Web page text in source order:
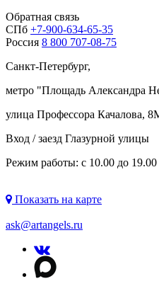
Обратная связь
СПб +7-900-634-65-35
Россия 8 800 707-08-75
Санкт-Петербург,
метро "Площадь Александра
улица Профессора Качалова,
Вход / заезд Глазурной улицы
Режим работы: с 10.00 до
Показать на карте
ask@artangels.ru